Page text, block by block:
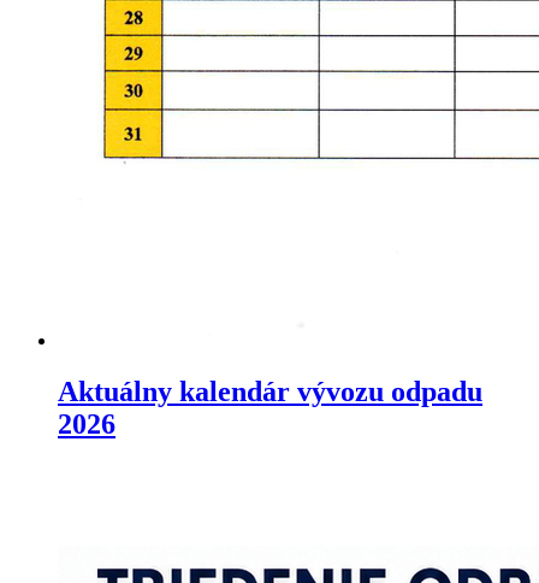
Aktuálny kalendár vývozu odpadu
2026